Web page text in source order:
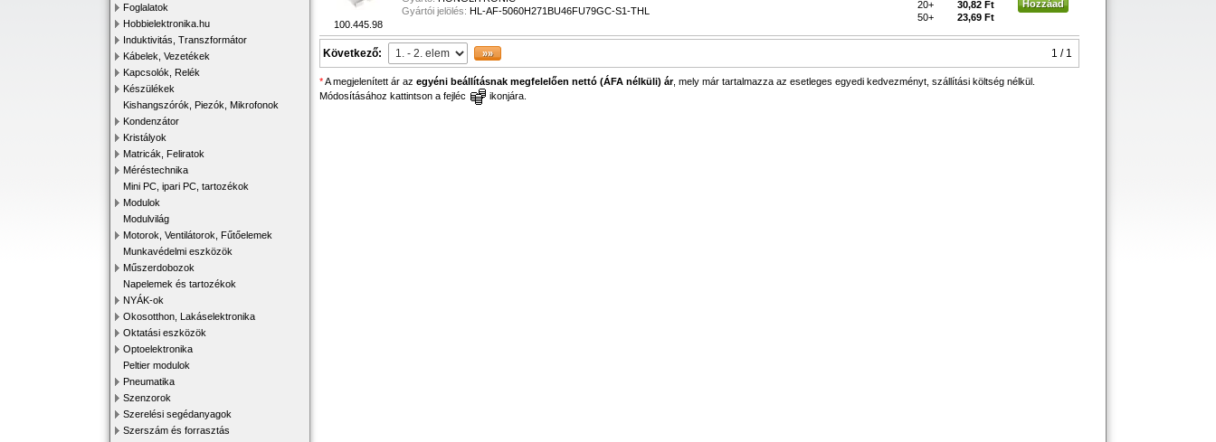
Foglalatok
Hobbielektronika.hu
Induktivitás, Transzformátor
Kábelek, Vezetékek
Kapcsolók, Relék
Készülékek
Kishangszórók, Piezók, Mikrofonok
Kondenzátor
Kristályok
Matricák, Feliratok
Méréstechnika
Mini PC, ipari PC, tartozékok
Modulok
Modulvilág
Motorok, Ventilátorok, Fűtőelemek
Munkavédelmi eszközök
Műszerdobozok
Napelemek és tartozékok
NYÁK-ok
Okosotthon, Lakáselektronika
Oktatási eszközök
Optoelektronika
Peltier modulok
Pneumatika
Szenzorok
Szerelési segédanyagok
Szerszám és forrasztás
100.445.98
Gyártói jelölés: HL-AF-5060H271BU46FU79GC-S1-THL
20+
30,82 Ft
50+
23,69 Ft
Következő: 1 / 1
*A megjelenített ár az egyéni beállításnak megfelelően nettó (ÁFA nélküli) ár, mely már tartalmazza az esetleges egyedi kedvezményt, szállítási költség nélkül.
Módosításához kattintson a fejléc
ikonjára.